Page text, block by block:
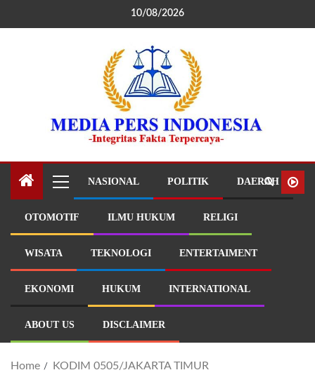
10/08/2026
NASIONAL POLITIK DAERAH
OTOMOTIF ILMU HUKUM RELIGI
WISATA TEKNOLOGI ENTERTAIMENT
EKONOMI HUKUM INTERNATIONAL
ABOUT US DISCLAIMER
Home KODIM 0505/JAKARTA TIMUR